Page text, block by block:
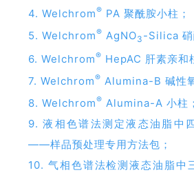
4. Welchrom® PA 聚酰胺小柱；
5. Welchrom® AgNO3 -Silica 硝
6. Welchrom® HepAC 肝素亲和
7. Welchrom® Alumina-B 碱性
8. Welchrom® Alumina-A 小柱；
9. 液相色谱法测定液态油脂中
——样品预处理专用方法包；
10. 气相色谱法检测液态油脂中